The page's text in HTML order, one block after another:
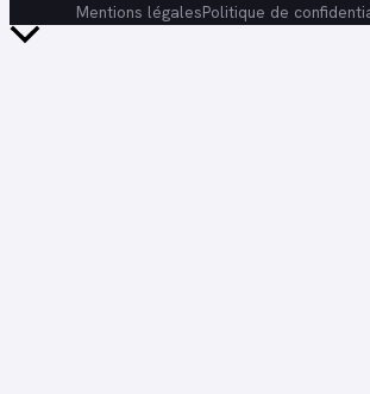
Mentions légalesPolitique de